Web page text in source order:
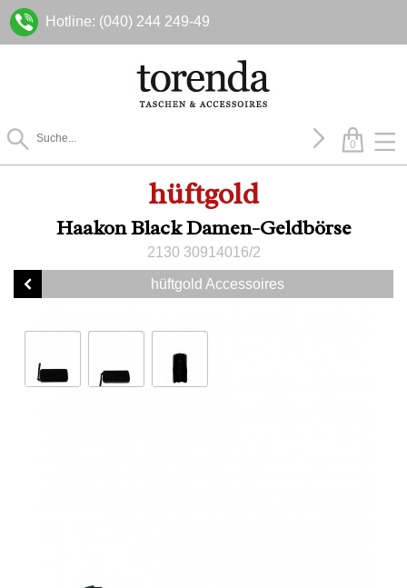
Hotline: (040) 244 249-49
0
hüftgold
Haakon Black Damen-Geldbörse
2130 30914016/2
hüftgold Accessoires